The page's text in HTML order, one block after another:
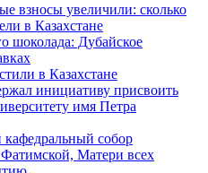
взносы увеличили: сколько
в Казахстане
шоколада: Дубайское
в Казахстане
инициативу присвоить
имя Петра
собор
Матери всех